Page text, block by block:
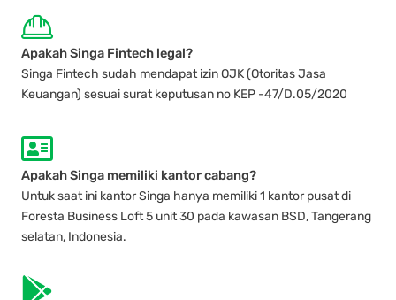
Apakah Singa Fintech legal?
Singa Fintech sudah mendapat izin OJK (Otoritas Jasa
Keuangan) sesuai surat keputusan no KEP -47/D.05/2020
Apakah Singa memiliki kantor cabang?
Untuk saat ini kantor Singa hanya memiliki 1 kantor pusat di
Foresta Business Loft 5 unit 30 pada kawasan BSD, Tangerang
selatan, Indonesia.